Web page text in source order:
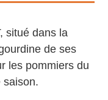
situé dans la
de ses
les pommiers du
saison.